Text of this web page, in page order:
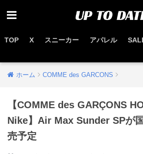
TOP X スニーカー アパレル
ホーム COMME des GARCONS
【COMME des GARÇONS
Nike】Air Max Sunder SPが
売予定